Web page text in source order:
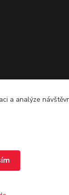
a analýze